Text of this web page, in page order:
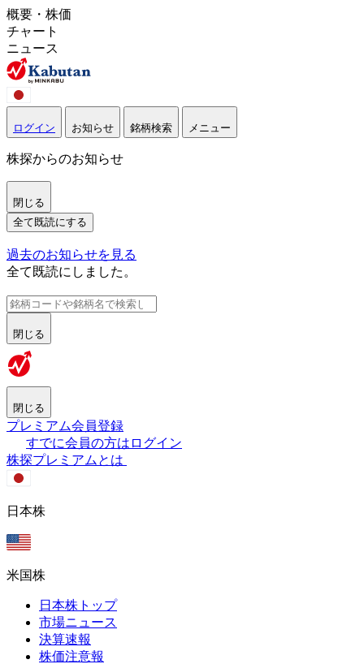
概要・株価
チャート
ニュース
ログイン お知らせ 銘柄検索 メニュー
株探からのお知らせ
閉じる
全て既読にする
過去のお知らせを見る
全て既読にしました。
閉じる
閉じる
プレミアム会員登録
すでに会員の方はログイン
株探プレミアムとは
日本株
米国株
日本株トップ
市場ニュース
決算速報
株価注意報